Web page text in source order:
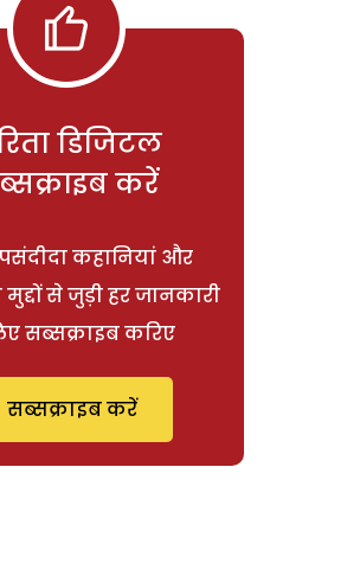
डिजिटल
करें
कहानियां और
से जुड़ी हर जानकारी
सब्सक्राइब करिए
सब्सक्राइब करें